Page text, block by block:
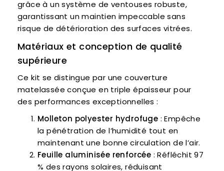
grâce à un système de ventouses robuste,
garantissant un maintien impeccable sans
risque de détérioration des surfaces vitrées.
Matériaux et conception de qualité
supérieure
Ce kit se distingue par une couverture
matelassée conçue en triple épaisseur pour
des performances exceptionnelles :
Molleton polyester hydrofuge : Empêche
la pénétration de l’humidité tout en
maintenant une bonne circulation de l’air.
Feuille aluminisée renforcée : Réfléchit 97
% des rayons solaires, réduisant